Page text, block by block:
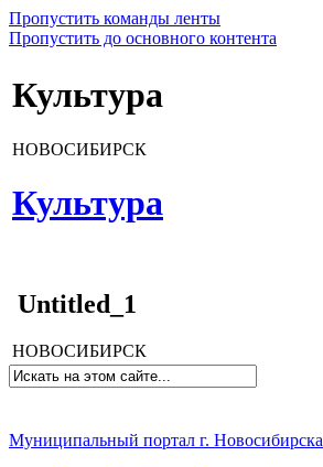
Пропустить команды ленты
Пропустить до основного контента
Культура
НОВОСИБИРСК
Культура
Untitled_1
НОВОСИБИРСК
Муниципальный портал г. Новосибирска